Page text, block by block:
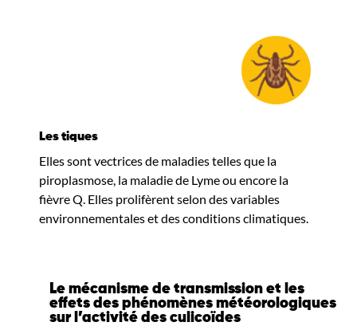
Les tiques
Elles sont vectrices de maladies telles que la
piroplasmose, la maladie de Lyme ou encore la
fièvre Q. Elles prolifèrent selon des variables
environnementales et des conditions climatiques.
Le mécanisme de transmission et les
effets des phénomènes météorologiques
sur l’activité des culicoïdes